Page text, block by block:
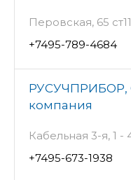
Перовская, 65
+7495-789-4684
РУСУЧПРИБОР,
компания
Кабельная 3-я, 1 -
+7495-673-1938